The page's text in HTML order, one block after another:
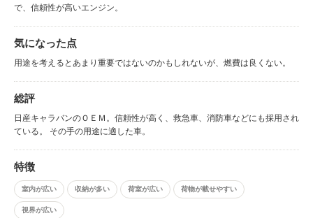
で、信頼性が高いエンジン。
気になった点
用途を考えるとあまり重要ではないのかもしれないが、燃費は良くない。
総評
日産キャラバンのＯＥＭ。信頼性が高く、救急車、消防車などにも採用され
ている。 その手の用途に適した車。
特徴
室内が広い 収納が多い 荷室が広い 荷物が載せやすい
視界が広い